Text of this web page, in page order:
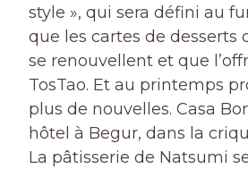
style », qui sera défini au
que les cartes de desserts
se renouvellent et que
TosTao. Et au printemps
plus de nouvelles. Casa
hôtel à Begur, dans la
La pâtisserie de Natsumi